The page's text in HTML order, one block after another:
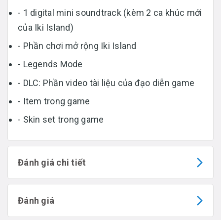
- 1 digital mini soundtrack (kèm 2 ca khúc mới
của Iki Island)
- Phần chơi mở rộng Iki Island
- Legends Mode
- DLC: Phần video tài liệu của đạo diễn game
- Item trong game
- Skin set trong game
Đánh giá chi tiết
Đánh giá